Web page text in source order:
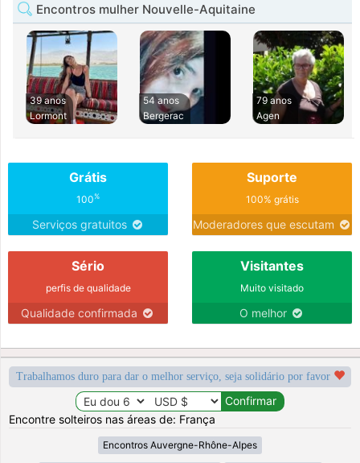
Encontros mulher Nouvelle-Aquitaine
39 anos
Lormont
54 anos
Bergerac
79 anos
Agen
Grátis
100%
Serviços gratuitos
Suporte
100% grátis
Moderadores que escutam
Sério
perfis de qualidade
Qualidade confirmada
Visitantes
Muito visitado
O melhor
Trabalhamos duro para dar o melhor serviço, seja solidário por favor
Encontre solteiros nas áreas de: França
Encontros Auvergne-Rhône-Alpes